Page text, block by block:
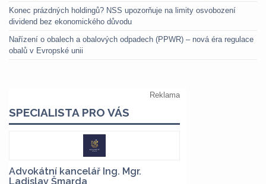
Konec prázdných holdingů? NSS upozorňuje na limity osvobození
dividend bez ekonomického důvodu
Nařízení o obalech a obalových odpadech (PPWR) – nová éra regulace
obalů v Evropské unii